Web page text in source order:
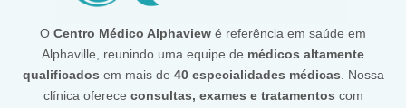
O Centro Médico Alphaview é referência em saúde em
Alphaville, reunindo uma equipe de médicos altamente
qualificados em mais de 40 especialidades médicas. Nossa
clínica oferece consultas, exames e tratamentos com